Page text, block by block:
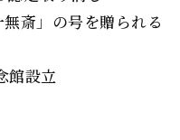
」の号を贈られる
館設立